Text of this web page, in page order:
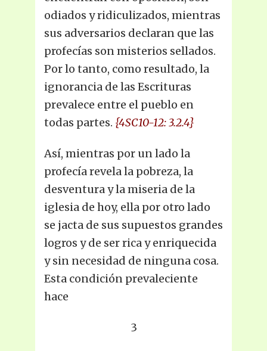
odiados y ridiculizados, mientras
sus adversarios declaran que las
profecías son misterios sellados.
Por lo tanto, como resultado, la
ignorancia de las Escrituras
prevalece entre el pueblo en
todas partes. {4SC10-12: 3.2.4}
Así, mientras por un lado la
profecía revela la pobreza, la
desventura y la miseria de la
iglesia de hoy, ella por otro lado
se jacta de sus supuestos grandes
logros y de ser rica y enriquecida
y sin necesidad de ninguna cosa.
Esta condición prevaleciente
hace
3